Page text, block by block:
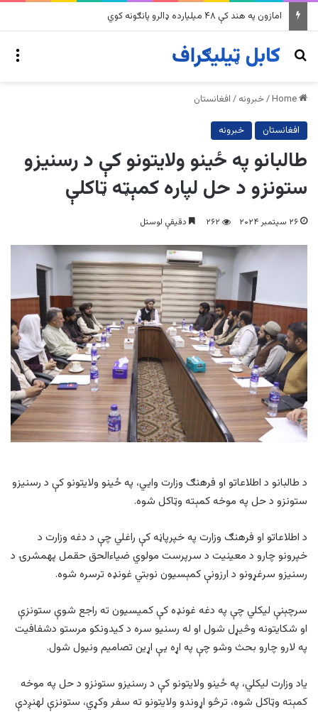
په وینزویلا کې زورورو زلزلو پراخ زیانونه اړولي
Search for
/خبرونه / افغانستان
افغانستان خبرونه
طالبانو په ځینو ولایتونو کې د رسنیزو
ستونزو د حل لپاره کمېټه ټاکلې
۲۶ سپتمبر ۲۰۲۴ ۲۶۲ دقیقې لوستل
د طالبانو د اطلاعاتو او فرهنګ وزارت وایي، په ځینو ولایتونو کې د رسنیزو
ستونزو د حل په موخه کمېته وټاکل شوه.
د اطلاعاتو او فرهنګ وزارت په خپرپاڼه کې راغلي چې د دغه وزارت د
خپرونو چارو د معينيت د سرپرست مولوي ضياءالحق حقمل پهمشرۍ د
رسنیزو سرغړونو د ارزونې کمېسیون نوبتي غونډه ترسره شوه.
سرچېنې لیکلي چې په دغه غونډه کې کمیسیون ته راجع شوې ستونزې
او شکایتونه وڅیړل شول او له رسنیو سره د کیدونکو مرستو دشفافیت
په لارو چارو بحث وشو چې په اړه يې اړين تصامیم ونیول شول.
یاد وزارت لیکلي، په ځینو ولایتونو کې د رسنیزو ستونزو د حل په موخه
کمېته وټاکل شوه، ترڅو اړوندو ولایتونو ته سفر وکړي، ستونزې لهنږدې